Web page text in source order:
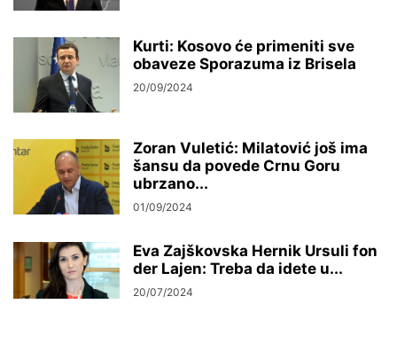
Kurti: Kosovo će primeniti sve
obaveze Sporazuma iz Brisela
20/09/2024
Zoran Vuletić: Milatović još ima
šansu da povede Crnu Goru
ubrzano...
01/09/2024
Eva Zajškovska Hernik Ursuli fon
der Lajen: Treba da idete u...
20/07/2024